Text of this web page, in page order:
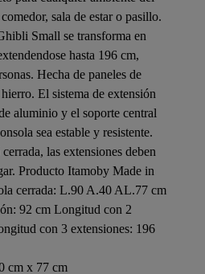
sala de estar o pasillo.
Small se transforma en
hasta 196 cm,
Hecha de paneles de
El sistema de extensión
aluminio y el soporte central
sea estable y resistente.
las extensiones deben
Producto Itamoby Made in
cerrada: L.90 A.40 AL.77 cm
92 cm Longitud con 2
con 3 extensiones: 196
cm x 77 cm